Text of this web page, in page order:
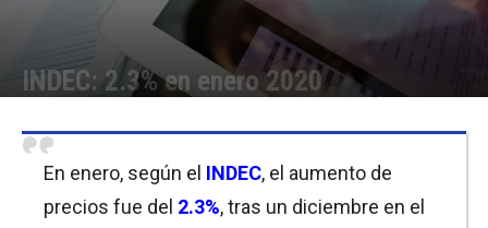
INDEC: 2.3% en enero 2020
En enero, según el INDEC, el aumento de
precios fue del 2.3%, tras un diciembre en el